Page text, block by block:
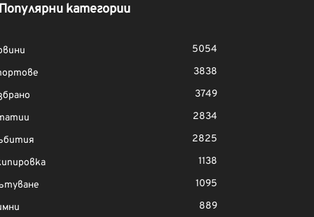
категории
5054
3838
3749
2834
2825
1138
1095
889